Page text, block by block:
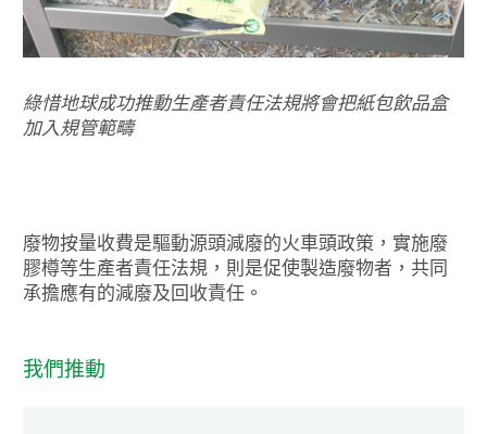
綠惜地球成功推動生產者責任法規將會把紙包飲品盒
加入規管範疇
廢物按量收費是驅動源頭減廢的火車頭政策，實施廢
膠樽等生產者責任法規，則是促使製造廢物者，共同
承擔應有的減廢及回收責任。
我們推動